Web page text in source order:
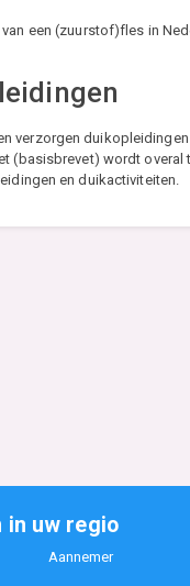
een (zuurstof)fles in
verzorgen
(basisbrevet) wordt
en duikactiviteiten.
in uw regio
Aannemer